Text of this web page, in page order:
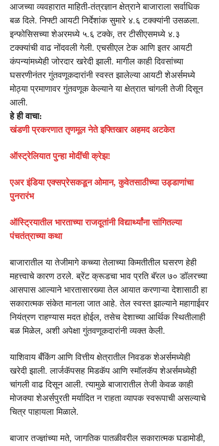
आजच्या व्यवहारात माहिती-तंत्रज्ञान क्षेत्राने बाजाराला सर्वाधिक
बळ दिले. निफ्टी आयटी निर्देशांक सुमारे ४.६ टक्क्यांनी उसळला.
इन्फोसिसच्या शेअरमध्ये ५.६ टक्के, तर टीसीएसमध्ये ४.३
टक्क्यांची वाढ नोंदवली गेली. एचसीएल टेक आणि इतर आयटी
कंपन्यांमध्येही जोरदार खरेदी झाली. मागील काही दिवसांच्या
घसरणीनंतर गुंतवणूकदारांनी स्वस्त झालेल्या आयटी शेअर्समध्ये
मोठ्या प्रमाणावर गुंतवणूक केल्याने या क्षेत्रात चांगली तेजी दिसून
आली.
हे ही वाचा:
खंडणी प्रकरणात तृणमूल नेते इफ्तिखार अहमद अटकेत
ऑस्ट्रेलियात पुन्हा मोदींची क्रेझ!
एअर इंडिया एक्सप्रेसकडून ओमान, कुवेतसाठीच्या उड्डाणांचा
पुनरारंभ
ऑस्ट्रियातील भारताच्या राजदूतांनी विद्यार्थ्यांना सांगितल्या
पंचतंत्राच्या कथा
बाजारातील या तेजीमागे कच्च्या तेलाच्या किमतीतील घसरण हेही
महत्त्वाचे कारण ठरले. ब्रेंट क्रूडचा भाव प्रति बॅरल ७० डॉलरच्या
आसपास आल्याने भारतासारख्या तेल आयात करणाऱ्या देशासाठी हा
सकारात्मक संकेत मानला जात आहे. तेल स्वस्त झाल्याने महागाईवर
नियंत्रण राहण्यास मदत होईल, तसेच देशाच्या आर्थिक स्थितीलाही
बळ मिळेल, अशी अपेक्षा गुंतवणूकदारांनी व्यक्त केली.
याशिवाय बँकिंग आणि वित्तीय क्षेत्रातील निवडक शेअर्समध्येही
खरेदी झाली. लार्जकॅपसह मिडकॅप आणि स्मॉलकॅप शेअर्समध्येही
चांगली वाढ दिसून आली. त्यामुळे बाजारातील तेजी केवळ काही
मोजक्या शेअर्सपुरती मर्यादित न राहता व्यापक स्वरूपाची असल्याचे
चित्र पाहायला मिळाले.
बाजार तज्ज्ञांच्या मते, जागतिक पातळीवरील सकारात्मक घडामोडी,